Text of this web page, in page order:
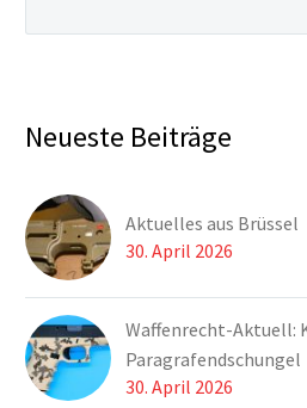
Neueste Beiträge
Aktuelles aus Brüssel
30. April 2026
Waffenrecht-Aktuell:
Paragrafendschungel
30. April 2026